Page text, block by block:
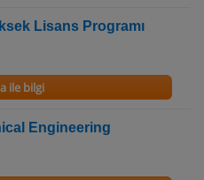
Lisans Programı
ile bilgi
Engineering